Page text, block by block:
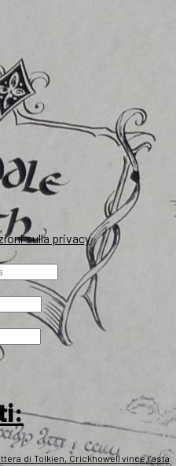
sulla privacy
di Tolkien, Crickhowell vince l’asta